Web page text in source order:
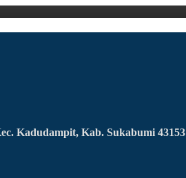
Kadudampit, Kab. Sukabumi 43153